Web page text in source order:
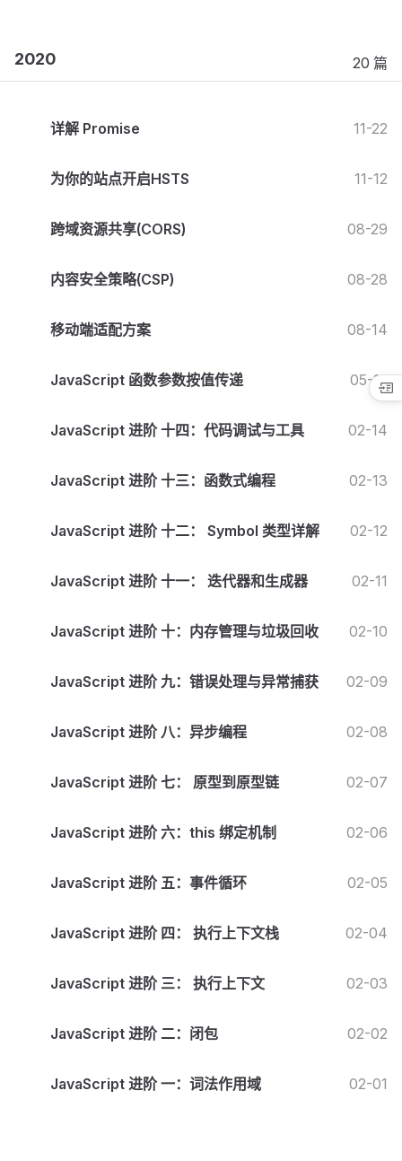
2020 20 篇
详解 Promise 11-22
为你的站点开启HSTS 11-12
跨域资源共享(CORS) 08-29
内容安全策略(CSP) 08-28
移动端适配方案 08-14
JavaScript 函数参数按值传递 05-12
JavaScript 进阶 十四：代码调试与工具 02-14
JavaScript 进阶 十三：函数式编程 02-13
JavaScript 进阶 十二： Symbol 类型详解 02-12
JavaScript 进阶 十一： 迭代器和生成器 02-11
JavaScript 进阶 十：内存管理与垃圾回收 02-10
JavaScript 进阶 九：错误处理与异常捕获 02-09
JavaScript 进阶 八：异步编程 02-08
JavaScript 进阶 七： 原型到原型链 02-07
JavaScript 进阶 六：this 绑定机制 02-06
JavaScript 进阶 五：事件循环 02-05
JavaScript 进阶 四： 执行上下文栈 02-04
JavaScript 进阶 三： 执行上下文 02-03
JavaScript 进阶 二：闭包 02-02
JavaScript 进阶 一：词法作用域 02-01